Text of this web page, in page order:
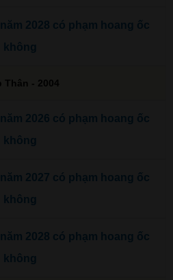
2028 có phạm hoang ốc
không
Thân - 2004
2026 có phạm hoang ốc
không
2027 có phạm hoang ốc
không
2028 có phạm hoang ốc
không